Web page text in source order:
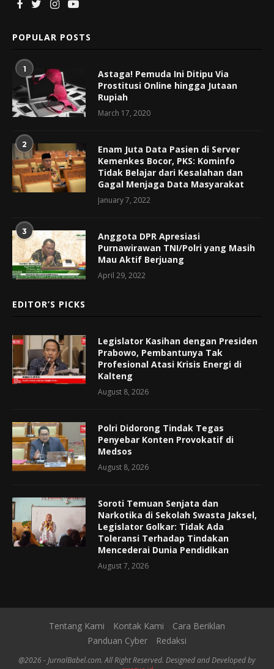
POPULAR POSTS
1
Astaga! Pemuda Ini Ditipu Via
Prostitusi Online hingga Jutaan
Rupiah
March 17, 2020
2
Enam Juta Data Pasien di Server
Kemenkes Bocor, PKS: Kominfo
Tidak Belajar dari Kesalahan dan
Gagal Menjaga Data Masyarakat
January 7, 2022
3
Anggota DPR Apresiasi
Purnawirawan TNI/Polri yang Masih
Mau Aktif Berjuang
April 29, 2022
EDITOR’S PICKS
Legislator Kasihan dengan Presiden
Prabowo, Pembantunya Tak
Profesional Atasi Krisis Energi di
Kalteng
August 8, 2026
Polri Didorong Tindak Tegas
Penyebar Konten Provokatif di
Medsos
August 8, 2026
Soroti Temuan Senjata dan
Narkotika di Sekolah Swasta Jaksel,
Legislator Golkar: Tidak Ada
Toleransi Terhadap Tindakan
Mencederai Dunia Pendidikan
August 7, 2026
Tentang Kami Kontak Kami
Cara Beriklan
Panduan Cyber
Redaksi
@2026 - JurnalBabel.com. All Right Reserved. Designed and Developed by